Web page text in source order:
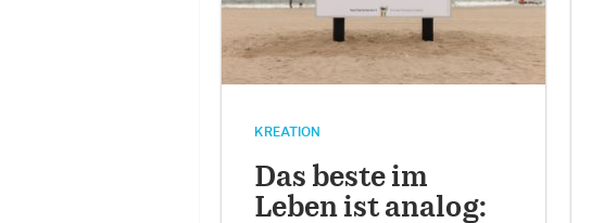
KREATION
Das beste im
Leben ist analog: